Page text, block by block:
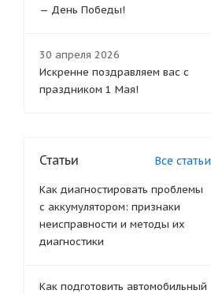
— День Победы!
30 апреля 2026
Искренне поздравляем вас с
праздником 1 Мая!
Статьи Все статьи
Как диагностировать проблемы
с аккумулятором: признаки
неисправности и методы их
диагностики
Как подготовить автомобильный